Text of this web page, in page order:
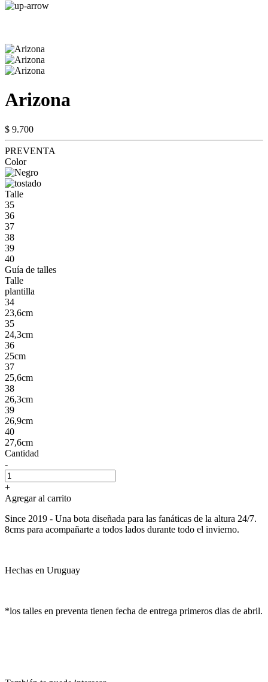
Arizona
$ 9.700
PREVENTA
Color
Talle
35
36
37
38
39
40
Guía de talles
Talle
plantilla
34
23,6cm
35
24,3cm
36
25cm
37
25,6cm
38
26,3cm
39
26,9cm
40
27,6cm
Cantidad
-
+
Agregar al carrito
Since 2019 - Una bota diseñada para las fanáticas de la altura 24/7.
8cms para acompañarte a todos lados durante todo el invierno.
Hechas en Uruguay
*los talles en preventa tienen fecha de entrega primeros dias de abril.